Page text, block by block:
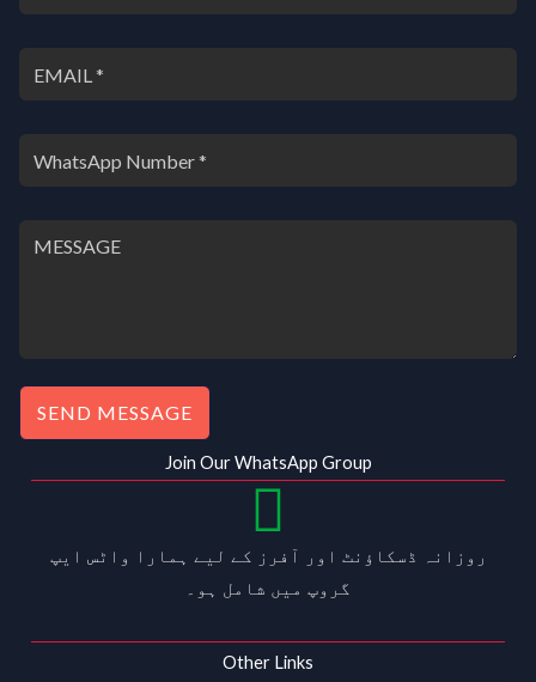
SEND MESSAGE
Join Our WhatsApp Group
روزانہ ڈسکاؤنٹ اور آفرز کے لیے ہمارا واٹس ایپ
گروپ میں شامل ہو۔
Other Links